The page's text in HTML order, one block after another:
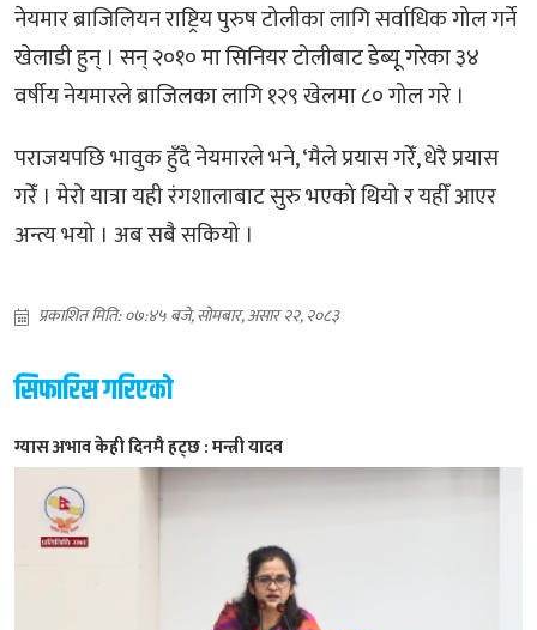
नेयमार ब्राजिलियन राष्ट्रिय पुरुष टोलीका लागि सर्वाधिक गोल गर्ने
खेलाडी हुन् । सन् २०१० मा सिनियर टोलीबाट डेब्यू गरेका ३४
वर्षीय नेयमारले ब्राजिलका लागि १२९ खेलमा ८० गोल गरे ।
पराजयपछि भावुक हुँदै नेयमारले भने, ‘मैले प्रयास गरेँ, धेरै प्रयास
गरेँ । मेरो यात्रा यही रंगशालाबाट सुरु भएको थियो र यहीँ आएर
अन्त्य भयो । अब सबै सकियो ।
प्रकाशित मिति: ०७:४५ बजे, सोमबार, असार २२, २०८३
सिफारिस गरिएको
ग्यास अभाव केही दिनमै हट्छ : मन्त्री यादव